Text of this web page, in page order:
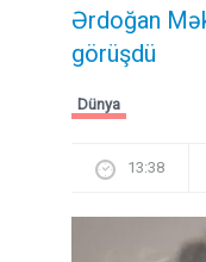
Ərdoğan
görüşdü
Dünya
13:38